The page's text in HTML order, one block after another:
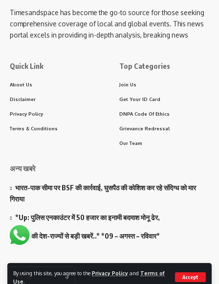
By using this site, you agree to the Privacy Policy and Terms of
Use
Accept
Timesandspace has become the go-to source for those seeking
comprehensive coverage of local and global events. This news
portal excels in providing in-depth analysis, breaking news
Quick Link
About Us
Disclaimer
Privacy Policy
Terms & Conditions
Top Categories
Join Us
Get Your ID Card
DNPA Code Of Ethics
Grievance Redressal
Our Team
अन्य खबरे
भारत-पाक सीमा पर BSF की कार्रवाई, घुसपैठ की कोशिश कर रहे संदिग्ध को मार
गिराया
*Up: पुलिस एनकाउंटर में 50 हजार का इनामी बदमाश मोनू ढेर,
*सुबह की देश-राज्यों से बड़ी खबरें..* *09 – अगस्त – रविवार*
Follow US